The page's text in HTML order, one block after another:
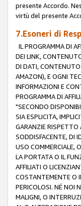
presente Accordo.
virtù del presente
7.Esoneri di
IL PROGRAMMA DI
DEI LINK,
DI DATI, CONTENUTO
AMAZON), E OGNI
INFORMAZIONI E
PROGRAMMA DI
"SECONDO
SIA ESPLICITA,
GARANZIE RISPETTO
SODDISFACENTE, DI
USO COMMERCIALE,
LA PORTATA O IL
AFFILIATI O
COSTANTEMENTE O
PERICOLOSI. NÉ NOI
MALIGNI, O